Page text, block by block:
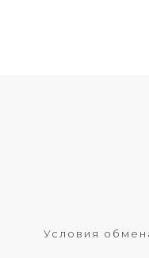
Условия